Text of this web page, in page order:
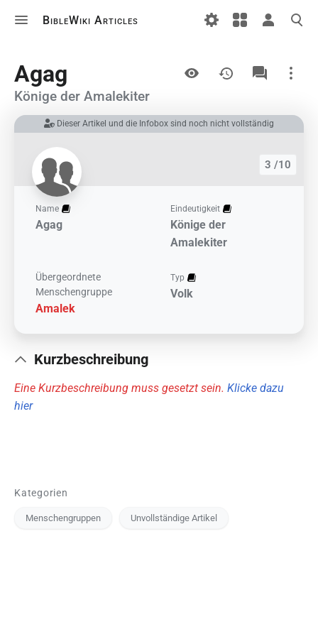
BibleWiki Articles
Agag
Könige der Amalekiter
Links auf diesem Artikel
Änderungen an verlinkten Artikel
Druckversion
Permanenter Link
Artikelinformationen
Dieser Artikel und die Infobox sind noch nicht vollständig
3 /10
Name
Agag
Eindeutigkeit
Könige der
Amalekiter
Übergeordnete
Menschengruppe
Amalek
Typ
Volk
Kurzbeschreibung
Eine Kurzbeschreibung muss gesetzt sein. Klicke dazu
hier
Kategorien
Menschengruppen Unvollständige Artikel